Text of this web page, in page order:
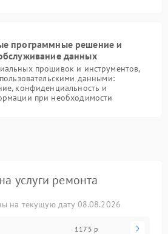
программные решение и
данных
прошивок и инструментов,
данными:
конфиденциальность и
при необходимости
услуги ремонта
на текущую дату 08.08.2026
1175 р